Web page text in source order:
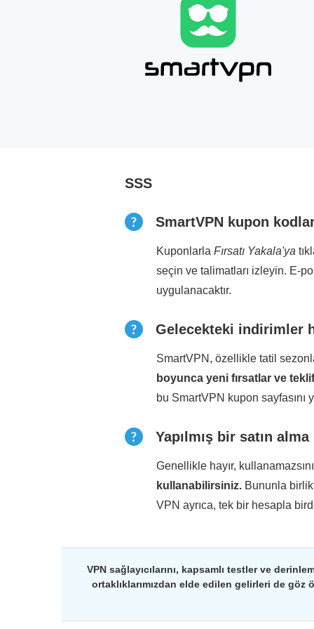
SSS
SmartVPN kupon
Kuponlarla Fırsatı Yakala'ya
seçin ve talimatları izleyin. E-
uygulanacaktır.
Gelecekteki indirimler
SmartVPN, özellikle tatil
boyunca yeni fırsatlar ve
bu SmartVPN kupon
Yapılmış bir satın
Genellikle hayır,
kullanabilirsiniz. Bununla
VPN ayrıca, tek bir hesapla
VPN sağlayıcılarını, kapsamlı testler ve
ortaklıklarımızdan elde edilen gelirleri de göz